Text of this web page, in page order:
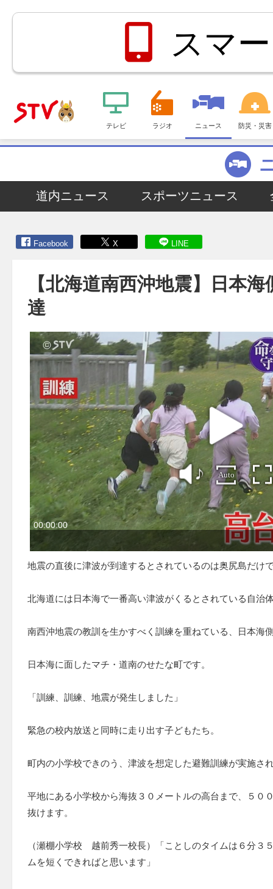
ＳＴＶ札
スマ
メ
ュ
テレビ ラジオ ニュース 防災・災害
道内ニュース スポーツニュース
Facebook X LINE
【北海道南西沖地震】日本
達
00:00:00
Auto
地震の直後に津波が到達するとされているのは奥尻島だけ
北海道には日本海で一番高い津波がくるとされている自治
南西沖地震の教訓を生かすべく訓練を重ねている、日本海
日本海に面したマチ・道南のせたな町です。
「訓練、訓練、地震が発生しました」
緊急の校内放送と同時に走り出す子どもたち。
町内の小学校できのう、津波を想定した避難訓練が実施さ
平地にある小学校から海抜３０メートルの高台まで、５０
抜けます。
（瀬棚小学校 越前秀一校長）「ことしのタイムは６分３
ムを短くできればと思います」